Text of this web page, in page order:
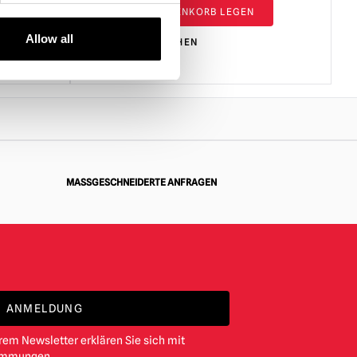
Allow all
IN DEN WARENKORB LEGEN
PRODUKT ANSEHEN
MASSGESCHNEIDERTE ANFRAGEN
ANMELDUNG
Newsletter erklären Sie sich mit